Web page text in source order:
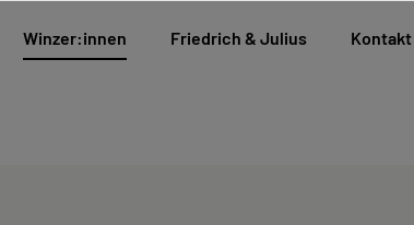
Winzer:innen Friedrich & Julius Kontakt